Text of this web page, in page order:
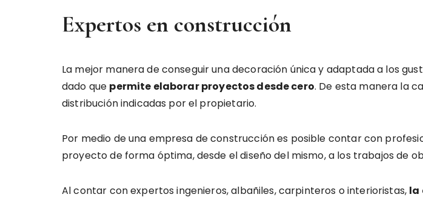
Expertos en construcción
La mejor manera de conseguir una decoración única y adaptada a los
dado que permite elaborar proyectos desde cero. De esta manera la
distribución indicadas por el propietario.
Por medio de una empresa de construcción es posible contar con
proyecto de forma óptima, desde el diseño del mismo, a los trabajos de
Al contar con expertos ingenieros, albañiles, carpinteros o interioristas, la